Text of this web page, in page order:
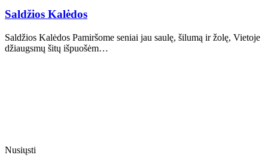
Saldžios Kalėdos
Saldžios Kalėdos Pamiršome seniai jau saulę, šilumą ir žolę, Vietoje
džiaugsmų šitų išpuošėm…
Nusiųsti